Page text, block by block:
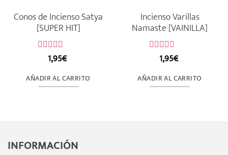
Conos de Incienso Satya
[SUPER HIT]
Valorado
de
5
1,95€
AÑADIR AL CARRITO
Incienso Varillas
Namaste [VAINILLA]
Valorado
de
5
1,95€
AÑADIR AL CARRITO
INFORMACIÓN